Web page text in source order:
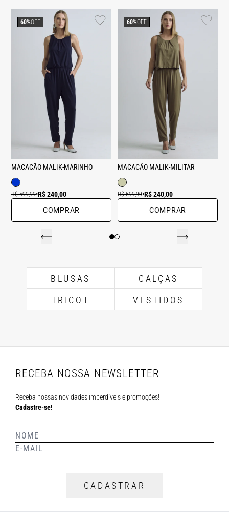
MACACÃO MALIK-MARINHO
R$ 599,99•R$ 240,00
60%OFF
COMPRAR
MACACÃO MALIK-MILITAR
R$ 599,99•R$ 240,00
60%OFF
COMPRAR
BLUSAS
CALÇAS
TRICOT
VESTIDOS
RECEBA NOSSA NEWSLETTER
Receba nossas novidades imperdíveis e promoções!
Cadastre-se!
CADASTRAR